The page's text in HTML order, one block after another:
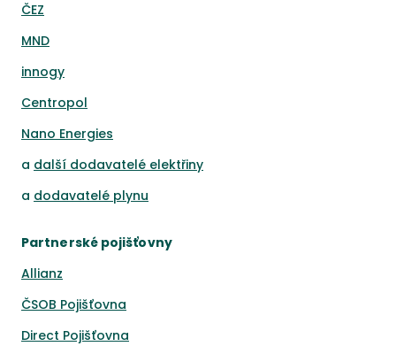
ČEZ
MND
innogy
Centropol
Nano Energies
a další dodavatelé elektřiny
a dodavatelé plynu
Partnerské pojišťovny
Allianz
ČSOB Pojišťovna
Direct Pojišťovna